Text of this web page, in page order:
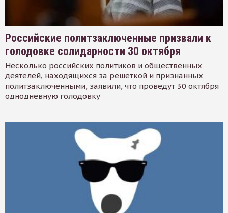
Российские политзаключенные призвали к
голодовке солидарности 30 октября
Несколько российских политиков и общественных
деятелей, находящихся за решеткой и признанных
политзаключенными, заявили, что проведут 30 октября
однодневную голодовку